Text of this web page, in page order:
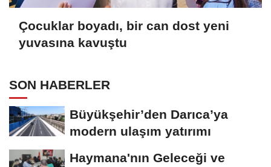
Çocuklar boyadı, bir can dost yeni
yuvasına kavuştu
SON HABERLER
Büyükşehir’den Darıca’ya
modern ulaşım yatırımı
Haymana'nın Geleceği ve